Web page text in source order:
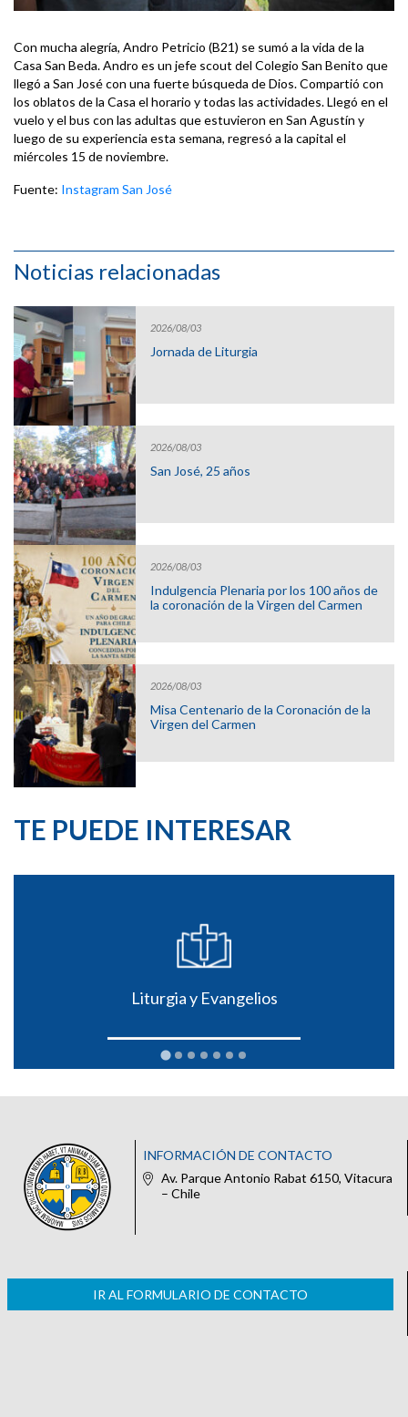
Con mucha alegría, Andro Petricio (B21) se sumó a la vida de la
Casa San Beda. Andro es un jefe scout del Colegio San Benito que
llegó a San José con una fuerte búsqueda de Dios. Compartió con
los oblatos de la Casa el horario y todas las actividades. Llegó en el
vuelo y el bus con las adultas que estuvieron en San Agustín y
luego de su experiencia esta semana, regresó a la capital el
miércoles 15 de noviembre.
Fuente: Instagram San José
Noticias relacionadas
2026/08/03
Jornada de Liturgia
2026/08/03
San José, 25 años
2026/08/03
Indulgencia Plenaria por los 100 años de
la coronación de la Virgen del Carmen
2026/08/03
Misa Centenario de la Coronación de la
Virgen del Carmen
TE PUEDE INTERESAR
Liturgia y Evangelios
INFORMACIÓN DE CONTACTO
Av. Parque Antonio Rabat 6150, Vitacura
– Chile
IR AL FORMULARIO DE CONTACTO